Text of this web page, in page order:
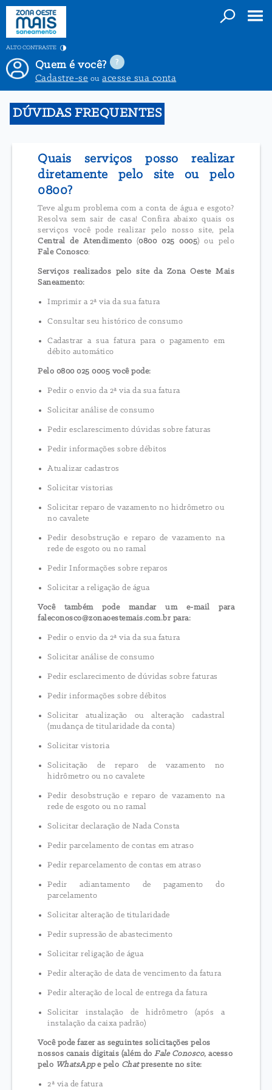
ALTO CONTRASTE
Quem é você?
Cadastre-se ouacesse sua conta
DÚVIDAS FREQUENTES
Quais serviços posso realizar
diretamente pelo site ou pelo
0800?
Teve algum problema com a conta de água e esgoto?
Resolva sem sair de casa! Confira abaixo quais os
serviços você pode realizar pelo nosso site, pela
Central de Atendimento (0800 025 0005) ou pelo
Fale Conosco:
Serviços realizados pelo site da Zona Oeste Mais
Saneamento:
Imprimir a 2ª via da sua fatura
Consultar seu histórico de consumo
Cadastrar a sua fatura para o pagamento em
débito automático
Pelo 0800 025 0005 você pode:
Pedir o envio da 2ª via da sua fatura
Solicitar análise de consumo
Pedir esclarescimento dúvidas sobre faturas
Pedir informações sobre débitos
Atualizar cadastros
Solicitar vistorias
Solicitar reparo de vazamento no hidrômetro ou
no cavalete
Pedir desobstrução e reparo de vazamento na
rede de esgoto ou no ramal
Pedir Informações sobre reparos
Solicitar a religação de água
Você também pode mandar um e-mail para
faleconosco@zonaoestemais.com.br para:
Pedir o envio da 2ª via da sua fatura
Solicitar análise de consumo
Pedir esclarecimento de dúvidas sobre faturas
Pedir informações sobre débitos
Solicitar atualização ou alteração cadastral
(mudança de titularidade da conta)
Solicitar vistoria
Solicitação de reparo de vazamento no
hidrômetro ou no cavalete
Pedir desobstrução e reparo de vazamento na
rede de esgoto ou no ramal
Solicitar declaração de Nada Consta
Pedir parcelamento de contas em atraso
Pedir reparcelamento de contas em atraso
Pedir adiantamento de pagamento do
parcelamento
Solicitar alteração de titularidade
Pedir supressão de abastecimento
Solicitar religação de água
Pedir alteração de data de vencimento da fatura
Pedir alteração de local de entrega da fatura
Solicitar instalação de hidrômetro (após a
instalação da caixa padrão)
Você pode fazer as seguintes solicitações pelos
nossos canais digitais (além do Fale Conosco, acesso
pelo WhatsAppe pelo Chatpresente no site:
2ª via de fatura